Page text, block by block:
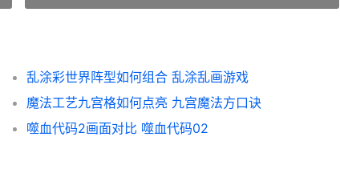
乱涂彩世界阵型如何组合 乱涂乱画游戏
魔法工艺九宫格如何点亮 九宫魔法方口诀
噬血代码2画面对比 噬血代码02